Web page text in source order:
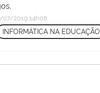
07/2019 14h08
INFORMÁTICA NA EDUCAÇÃO